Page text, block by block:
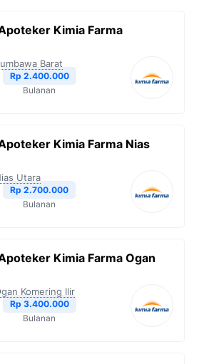
Kimia Farma
Barat
Rp 2.400.000
Bulanan
Kimia Farma Nias
Utara
Rp 2.700.000
Bulanan
Kimia Farma Ogan
Komering Ilir
Rp 3.400.000
Bulanan